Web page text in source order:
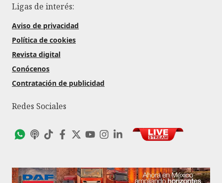
Ligas de interés:
Aviso de privacidad
Política de cookies
Revista digital
Conócenos
Contratación de publicidad
Redes Sociales